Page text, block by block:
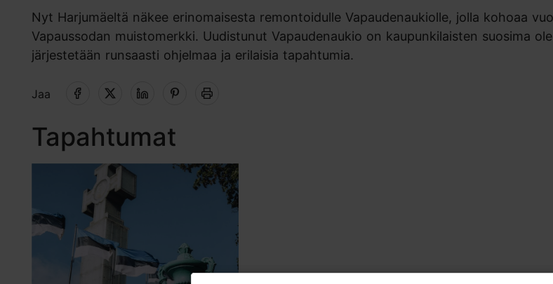
Nyt Harjumäeltä näkee erinomaisesta remontoidulle Vapaudenaukiolle, jolla kohoaa
Vapaussodan muistomerkki. Uudistunut Vapaudenaukio on kaupunkilaisten suosima
järjestetään runsaasti ohjelmaa ja erilaisia tapahtumia.
Jaa
Tapahtumat